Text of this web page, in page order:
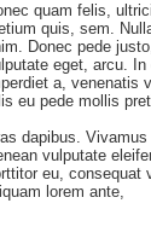
quam felis,
quis, sem.
Donec pede
eget, arcu.
a, venenatis
eu pede mollis
dapibus.
vulputate
eu, consequat
lorem ante,